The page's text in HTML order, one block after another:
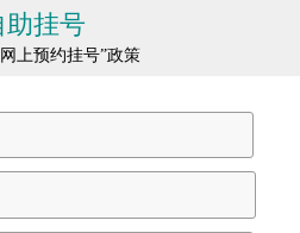
助挂号
上预约挂号”政策